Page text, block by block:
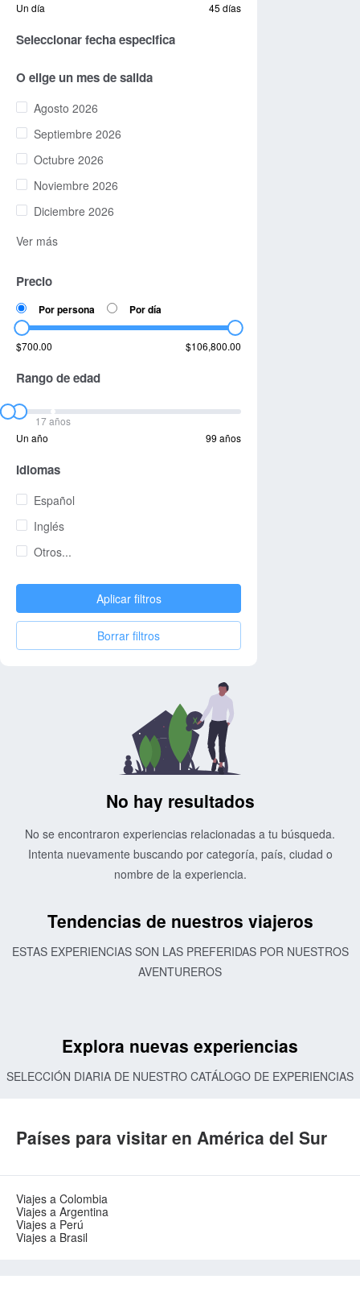
Un día 45 días
Seleccionar fecha especifica
O elige un mes de salida
Agosto 2026
Septiembre 2026
Octubre 2026
Noviembre 2026
Diciembre 2026
Ver más
Precio
Por persona Por día
$700.00 $106,800.00
Rango de edad
17 años
Un año
99 años
Idiomas
Español
Inglés
Otros...
Aplicar filtros
Borrar filtros
No hay resultados
No se encontraron experiencias relacionadas a tu búsqueda.
Intenta nuevamente buscando por categoría, país, ciudad o
nombre de la experiencia.
Tendencias de nuestros viajeros
ESTAS EXPERIENCIAS SON LAS PREFERIDAS POR NUESTROS
AVENTUREROS
Explora nuevas experiencias
SELECCIÓN DIARIA DE NUESTRO CATÁLOGO DE EXPERIENCIAS
Países para visitar en América del Sur
Viajes a Colombia
Viajes a Argentina
Viajes a Perú
Viajes a Brasil